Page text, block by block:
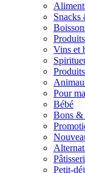
Snacks
Vins et
Pour
Bébé
Bons &
Petit-